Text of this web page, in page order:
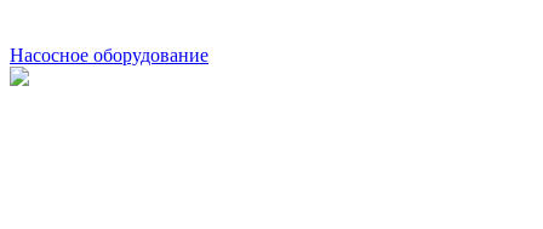
Насосное оборудование